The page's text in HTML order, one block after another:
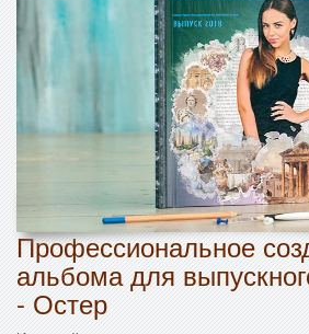
Профессиональное
альбома для
- Остер